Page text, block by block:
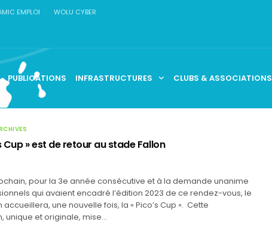
EMPLOI WOLU CYBER
PUBLICATIONS INFRASTRUCTURES CLUBS & ASSOCIATIONS
Cup » est de retour au stade Fallon
pour la 3e année consécutive et à la demande unanime
qui avaient encadré l’édition 2023 de ce rendez-vous, le
accueillera, une nouvelle fois, la « Pico’s Cup ». Cette
unique et originale, mise…